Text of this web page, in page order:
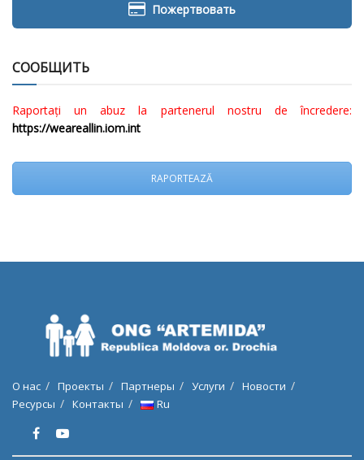
Пожертвовать
СООБЩИТЬ
Raportați un abuz la partenerul nostru de încredere:
https://weareallin.iom.int
RAPORTEAZĂ
О нас Проекты Партнеры Услуги
Новости
Ресурсы
Контакты Ru